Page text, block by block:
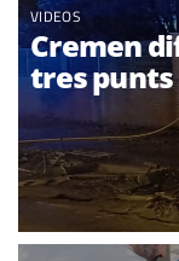
VIDEOS
Cremen
tres punts